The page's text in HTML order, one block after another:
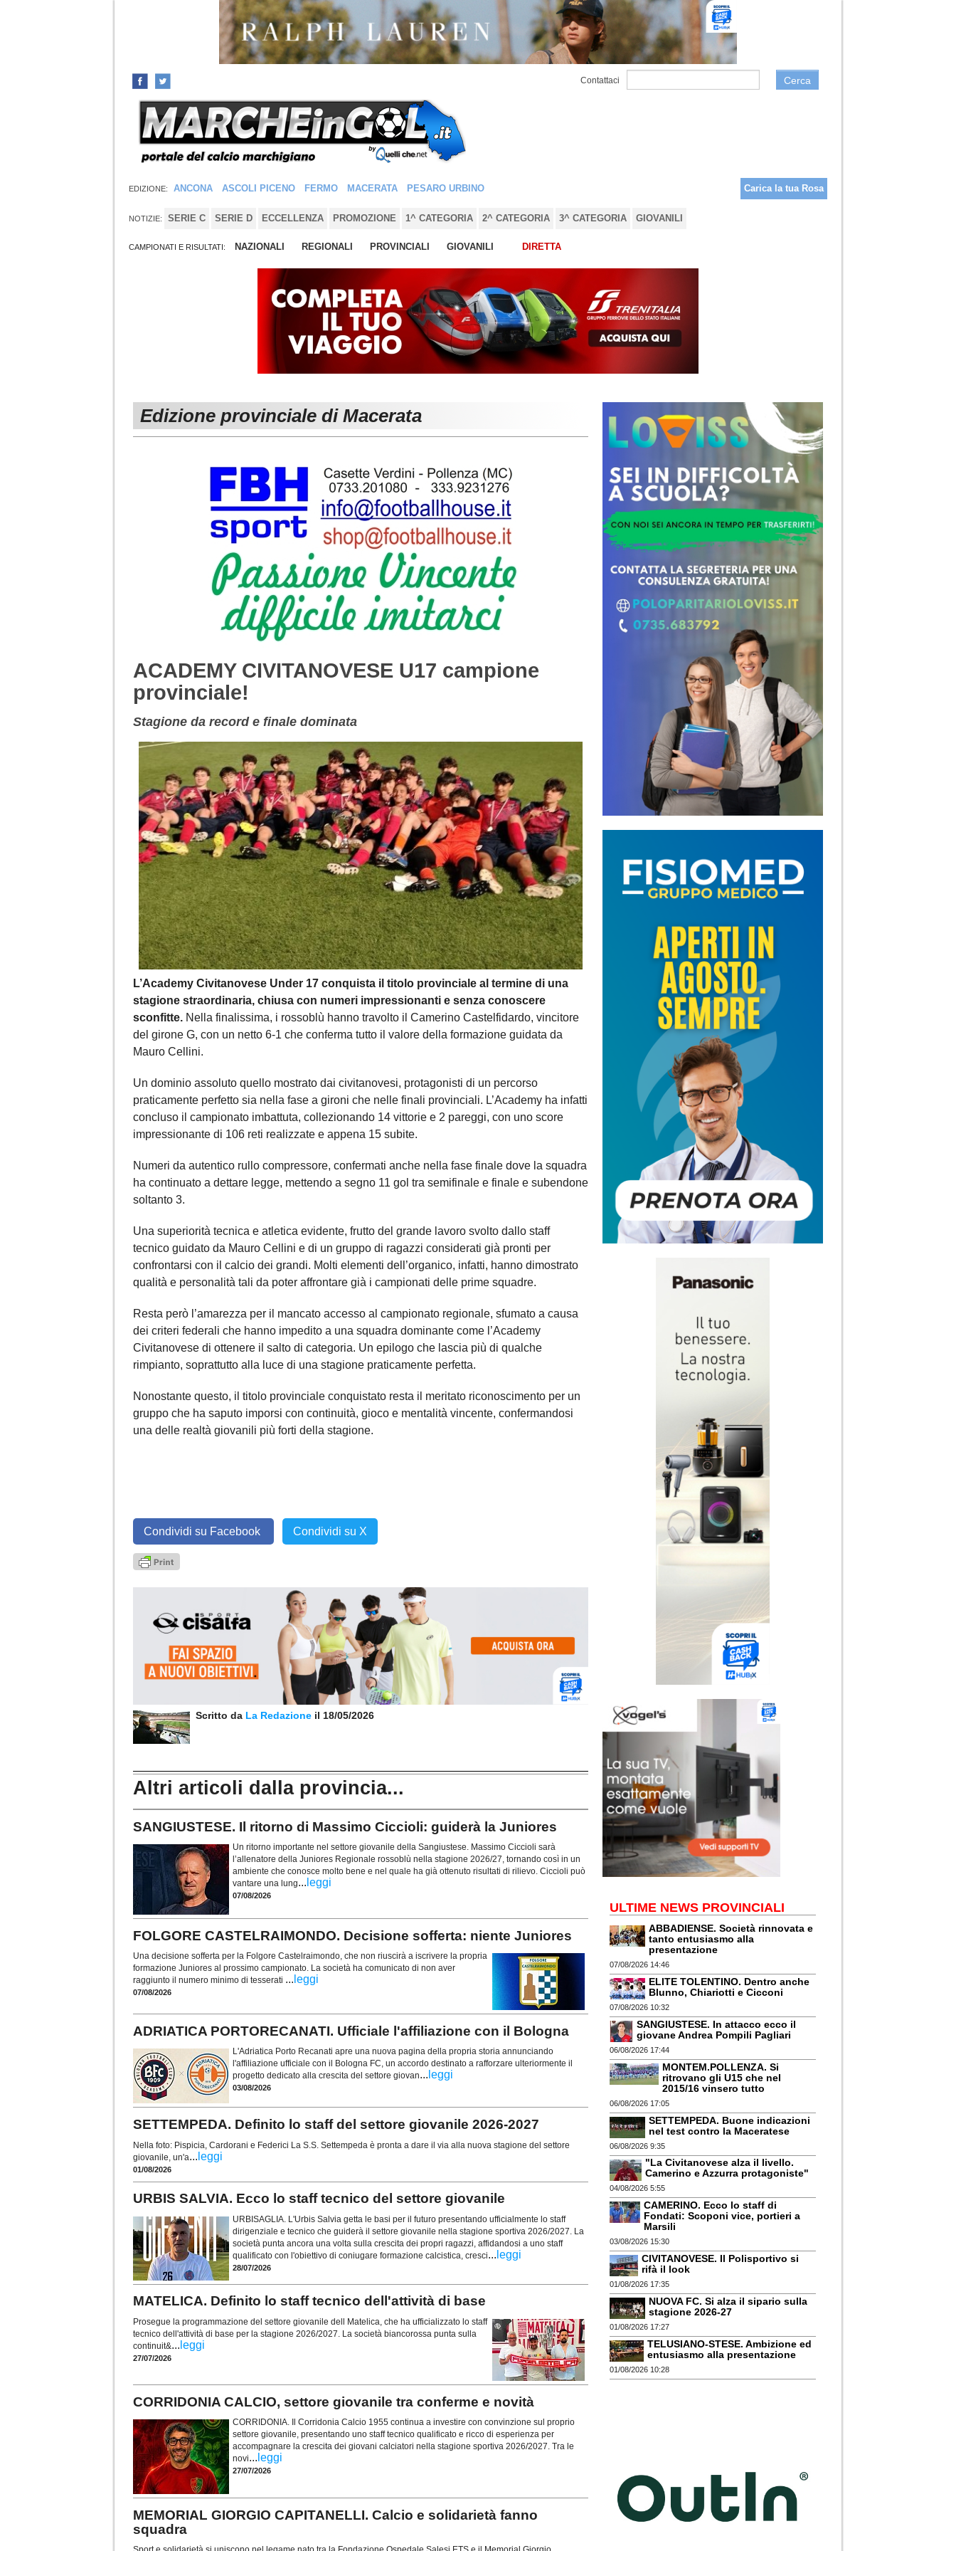
Contattaci Cerca
EDIZIONE: ANCONA ASCOLI PICENO FERMO MACERATA PESARO URBINO Carica la tua Rosa
NOTIZIE: SERIE C SERIE D ECCELLENZA PROMOZIONE 1^ CATEGORIA 2^ CATEGORIA 3^ CATEGORIA GIOVANILI
CAMPIONATI E RISULTATI: NAZIONALI REGIONALI PROVINCIALI GIOVANILI DIRETTA
Edizione provinciale di Macerata
ACADEMY CIVITANOVESE U17 campione
provinciale!
Stagione da record e finale dominata
L’Academy Civitanovese Under 17 conquista il titolo provinciale al termine di una
stagione straordinaria, chiusa con numeri impressionanti e senza conoscere
sconfitte. Nella finalissima, i rossoblù hanno travolto il Camerino Castelfidardo, vincitore
del girone G, con un netto 6-1 che conferma tutto il valore della formazione guidata da
Mauro Cellini.
Un dominio assoluto quello mostrato dai civitanovesi, protagonisti di un percorso
praticamente perfetto sia nella fase a gironi che nelle finali provinciali. L’Academy ha infatti
concluso il campionato imbattuta, collezionando 14 vittorie e 2 pareggi, con uno score
impressionante di 106 reti realizzate e appena 15 subite.
Numeri da autentico rullo compressore, confermati anche nella fase finale dove la squadra
ha continuato a dettare legge, mettendo a segno 11 gol tra semifinale e finale e subendone
soltanto 3.
Una superiorità tecnica e atletica evidente, frutto del grande lavoro svolto dallo staff
tecnico guidato da Mauro Cellini e di un gruppo di ragazzi considerati già pronti per
confrontarsi con il calcio dei grandi. Molti elementi dell’organico, infatti, hanno dimostrato
qualità e personalità tali da poter affrontare già i campionati delle prime squadre.
Resta però l’amarezza per il mancato accesso al campionato regionale, sfumato a causa
dei criteri federali che hanno impedito a una squadra dominante come l’Academy
Civitanovese di ottenere il salto di categoria. Un epilogo che lascia più di qualche
rimpianto, soprattutto alla luce di una stagione praticamente perfetta.
Nonostante questo, il titolo provinciale conquistato resta il meritato riconoscimento per un
gruppo che ha saputo imporsi con continuità, gioco e mentalità vincente, confermandosi
una delle realtà giovanili più forti della stagione.
Condividi su Facebook Condividi su X
Scritto da La Redazione il 18/05/2026
Altri articoli dalla provincia...
SANGIUSTESE. Il ritorno di Massimo Ciccioli: guiderà la Juniores
Un ritorno importante nel settore giovanile della Sangiustese. Massimo Ciccioli sarà
l’allenatore della Juniores Regionale rossoblù nella stagione 2026/27, tornando così in un
ambiente che conosce molto bene e nel quale ha già ottenuto risultati di rilievo. Ciccioli può
vantare una lung... leggi
07/08/2026
FOLGORE CASTELRAIMONDO. Decisione sofferta: niente Juniores
Una decisione sofferta per la Folgore Castelraimondo, che non riuscirà a iscrivere la propria
formazione Juniores al prossimo campionato. La società ha comunicato di non aver
raggiunto il numero minimo di tesserati ... leggi
07/08/2026
ADRIATICA PORTORECANATI. Ufficiale l'affiliazione con il Bologna
L'Adriatica Porto Recanati apre una nuova pagina della propria storia annunciando
l'affiliazione ufficiale con il Bologna FC, un accordo destinato a rafforzare ulteriormente il
progetto dedicato alla crescita del settore giovan... leggi
03/08/2026
SETTEMPEDA. Definito lo staff del settore giovanile 2026-2027
Nella foto: Pispicia, Cardorani e Federici La S.S. Settempeda è pronta a dare il via alla nuova stagione del settore
giovanile, un'a... leggi
01/08/2026
URBIS SALVIA. Ecco lo staff tecnico del settore giovanile
URBISAGLIA. L'Urbis Salvia getta le basi per il futuro presentando ufficialmente lo staff
dirigenziale e tecnico che guiderà il settore giovanile nella stagione sportiva 2026/2027. La
società punta ancora una volta sulla crescita dei propri ragazzi, affidandosi a uno staff
qualificato con l'obiettivo di coniugare formazione calcistica, cresci... leggi
28/07/2026
MATELICA. Definito lo staff tecnico dell'attività di base
Prosegue la programmazione del settore giovanile dell Matelica, che ha ufficializzato lo staff
tecnico dell'attività di base per la stagione 2026/2027. La società biancorossa punta sulla
continuit&... leggi
27/07/2026
CORRIDONIA CALCIO, settore giovanile tra conferme e novità
CORRIDONIA. Il Corridonia Calcio 1955 continua a investire con convinzione sul proprio
settore giovanile, presentando uno staff tecnico qualificato e ricco di esperienza per
accompagnare la crescita dei giovani calciatori nella stagione sportiva 2026/2027. Tra le
novi... leggi
27/07/2026
MEMORIAL GIORGIO CAPITANELLI. Calcio e solidarietà fanno
squadra
ULTIME NEWS PROVINCIALI
ABBADIENSE. Società rinnovata e
tanto entusiasmo alla
presentazione
07/08/2026 14:46
ELITE TOLENTINO. Dentro anche
Blunno, Chiariotti e Cicconi
07/08/2026 10:32
SANGIUSTESE. In attacco ecco il
giovane Andrea Pompili Pagliari
06/08/2026 17:44
MONTEM.POLLENZA. Si
ritrovano gli U15 che nel
2015/16 vinsero tutto
06/08/2026 17:05
SETTEMPEDA. Buone indicazioni
nel test contro la Maceratese
06/08/2026 9:35
"La Civitanovese alza il livello.
Camerino e Azzurra protagoniste"
04/08/2026 5:55
CAMERINO. Ecco lo staff di
Fondati: Scoponi vice, portieri a
Marsili
03/08/2026 15:30
CIVITANOVESE. Il Polisportivo si
rifà il look
01/08/2026 17:35
NUOVA FC. Si alza il sipario sulla
stagione 2026-27
01/08/2026 17:27
TELUSIANO-STESE. Ambizione ed
entusiasmo alla presentazione
01/08/2026 10:28